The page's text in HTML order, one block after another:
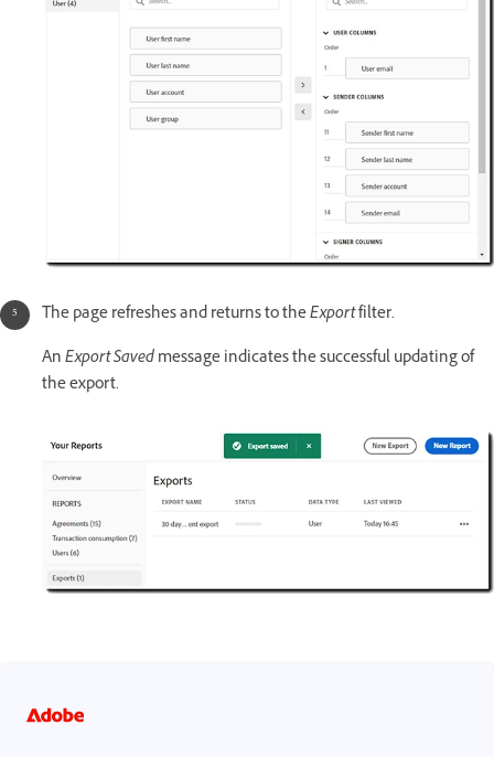
The page refreshes and returns to theExportfilter.
AnExport Savedmessage indicates the successful updating of
the export.